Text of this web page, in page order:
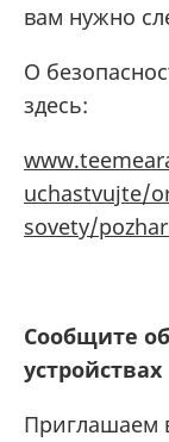
вам нужно
О
здесь:
uchastvujte/
sovety/
Сообщите
устройствах
Приглашаем